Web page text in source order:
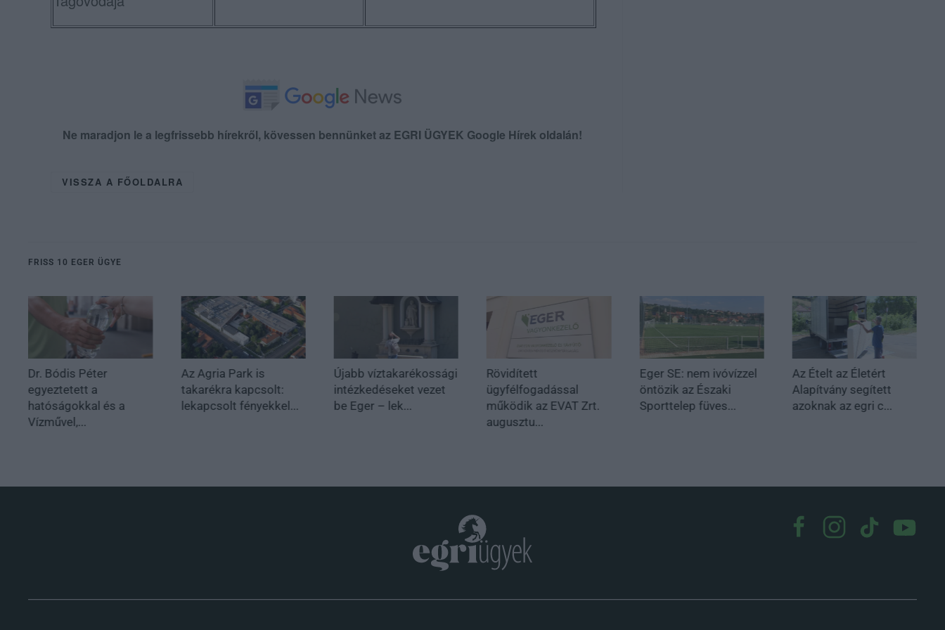
Ne maradjon le a legfrissebb hírekről, kövessen bennünket az EGRI ÜGYEK Google Hírek oldalán!
VISSZA A FŐOLDALRA
FRISS 10 EGER ÜGYE
Dr. Bódis Péter
egyeztetett a
hatóságokkal és a
Vízművel,...
Az Agria Park is
takarékra kapcsolt:
lekapcsolt fényekkel...
Újabb víztakarékossági
intézkedéseket vezet
be Eger – lek...
Rövidített
ügyfélfogadással
működik az EVAT Zrt.
augusztu...
Eger SE: nem ivóvízzel
öntözik az Északi
Sporttelep füves...
Az Ételt az Életért
Alapítvány segített
azoknak az egri c...